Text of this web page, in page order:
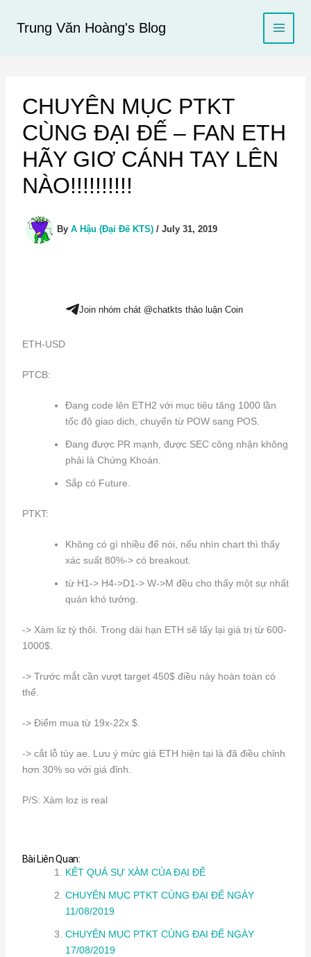
Trung Văn Hoàng's Blog
CHUYÊN MỤC PTKT
CÙNG ĐẠI ĐẾ – FAN ETH
HÃY GIƠ CÁNH TAY LÊN
NÀO!!!!!!!!!!
By A Hậu (Đại Đế KTS) / July 31, 2019
Join nhóm chát @chatkts thảo luận Coin
ETH-USD
PTCB:
Đang code lên ETH2 với mục tiêu tăng 1000 lần
tốc độ giao dịch, chuyển từ POW sang POS.
Đang được PR mạnh, được SEC công nhận không
phải là Chứng Khoán.
Sắp có Future.
PTKT:
Không có gì nhiều để nói, nếu nhìn chart thì thấy
xác suất 80%-> có breakout.
từ H1-> H4->D1-> W->M đều cho thấy một sự nhất
quán khó tưởng.
-> Xàm liz tý thôi. Trong dài hạn ETH sẽ lấy lại giá trị từ 600-
1000$.
-> Trước mắt cần vượt target 450$ điều này hoàn toàn có
thể.
-> Điểm mua từ 19x-22x $.
-> cắt lỗ tùy ae. Lưu ý mức giá ETH hiện tại là đã điều chỉnh
hơn 30% so với giá đỉnh.
P/S: Xàm loz is real
Bài Liên Quan:
KẾT QUẢ SỰ XÀM CỦA ĐẠI ĐẾ
CHUYÊN MỤC PTKT CÙNG ĐẠI ĐẾ NGÀY
11/08/2019
CHUYÊN MỤC PTKT CÙNG ĐẠI ĐẾ NGÀY
17/08/2019